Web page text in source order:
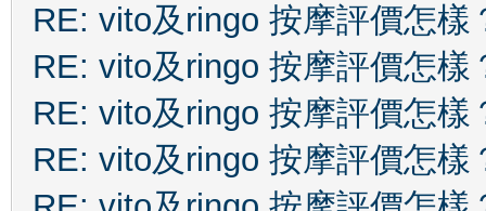
RE: vito及ringo 按摩評價怎樣
RE: vito及ringo 按摩評價怎樣
RE: vito及ringo 按摩評價怎樣
RE: vito及ringo 按摩評價怎樣